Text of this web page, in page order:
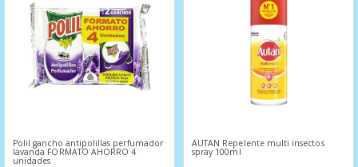
Polil gancho antipolillas perfumador
lavanda FORMATO AHORRO 4
unidades
AUTAN Repelente multi insectos
spray 100ml